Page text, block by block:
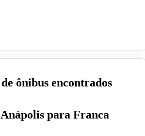
Anápolis para Franca
de ônibus encontrados